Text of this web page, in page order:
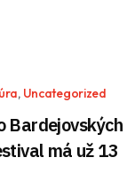
, Uncategorized
Bardejovských
má už 13